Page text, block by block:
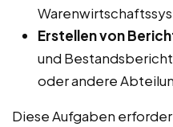
Erstellen von
und
oder andere
Diese Aufgaben